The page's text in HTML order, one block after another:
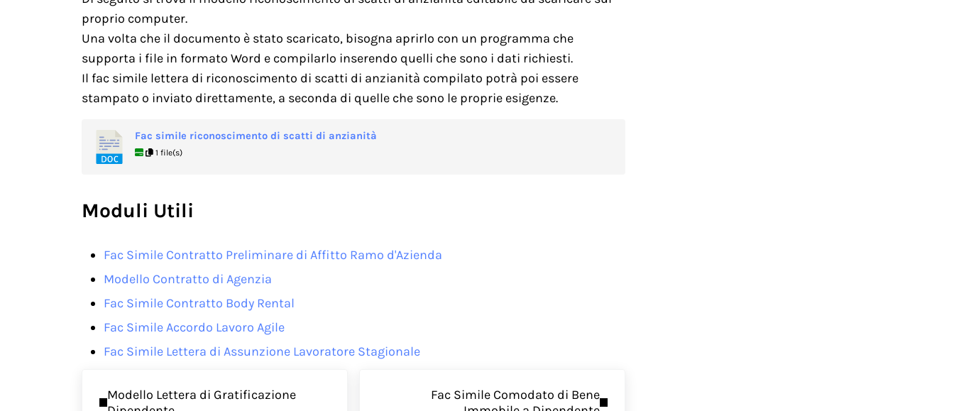
proprio computer.
Una volta che il documento è stato scaricato, bisogna aprirlo con un programma che
supporta i file in formato Word e compilarlo inserendo quelli che sono i dati richiesti.
Il fac simile lettera di riconoscimento di scatti di anzianità compilato potrà poi essere
stampato o inviato direttamente, a seconda di quelle che sono le proprie esigenze.
Fac simile riconoscimento di scatti di anzianità
1 file(s)
Moduli Utili
Fac Simile Contratto Preliminare di Affitto Ramo d'Azienda
Modello Contratto di Agenzia
Fac Simile Contratto Body Rental
Fac Simile Accordo Lavoro Agile
Fac Simile Lettera di Assunzione Lavoratore Stagionale
Modello Lettera di Gratificazione
Fac Simile Comodato di Bene